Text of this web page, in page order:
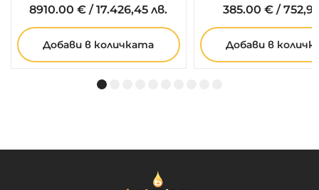
8910.00 € /17.426,45 лв.
Добави в количката
385.00 € /
Добави в